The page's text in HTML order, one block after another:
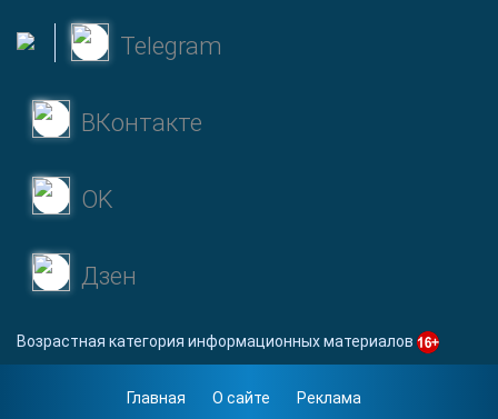
Telegram
ВКонтакте
OK
Дзен
Возрастная категория информационных материалов
Главная О сайте Реклама